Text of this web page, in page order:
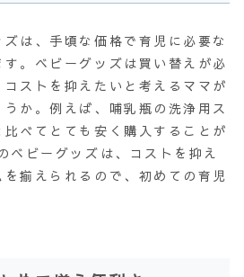
は、手頃な価格で育児に必要な
。ベビーグッズは買い替えが必
ストを抑えたいと考えるママが
か。例えば、哺乳瓶の洗浄用ス
べてとても安く購入することが
ベビーグッズは、コストを抑え
揃えられるので、初めての育児